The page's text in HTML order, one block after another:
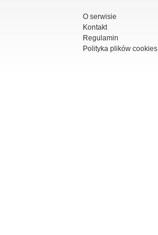
O serwisie
Kontakt
Regulamin
Polityka plików cookies